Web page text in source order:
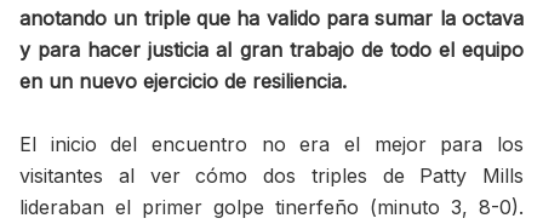
anotando un triple que ha valido para sumar la octava
y para hacer justicia al gran trabajo de todo el equipo
en un nuevo ejercicio de resiliencia.
El inicio del encuentro no era el mejor para los
visitantes al ver cómo dos triples de Patty Mills
lideraban el primer golpe tinerfeño (minuto 3, 8-0).